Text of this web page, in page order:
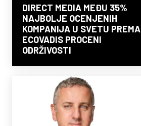
DIRECT MEDIA MEĐU 35%
NAJBOLJE OCENJENIH
KOMPANIJA U SVETU PREMA
ECOVADIS PROCENI
ODRŽIVOSTI